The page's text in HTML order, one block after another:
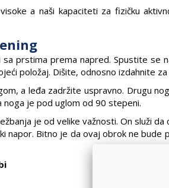
a naši kapaciteti za fizičku
prstima prema napred. Spustite se
položaj. Dišite, odnosno izdahnite
a leđa zadržite uspravno. Drugu
noga je pod uglom od 90 stepeni.
je od velike važnosti. On služi
napor. Bitno je da ovaj obrok ne